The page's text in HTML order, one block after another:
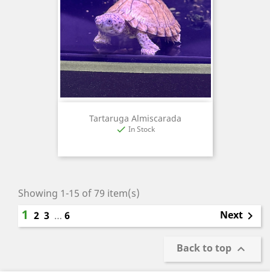
Tartaruga Almiscarada
 In Stock
Showing 1-15 of 79 item(s)
1 2 3 … 6 Next 
Back to top 